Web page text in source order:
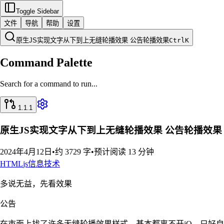
Toggle Sidebar
文件
导航 帮助 设置
原生JS实现文字从下到上无缝轮播效果 公告轮播效果CtrlK
Command Palette
Search for a command to run...
1.1.1
原生JS实现文字从下到上无缝轮播效果 公告轮播效果
2024年4月12日 •约 3729 字•预计阅读 13 分钟
HTMLjs信息技术
多说无益，先看效果
公告